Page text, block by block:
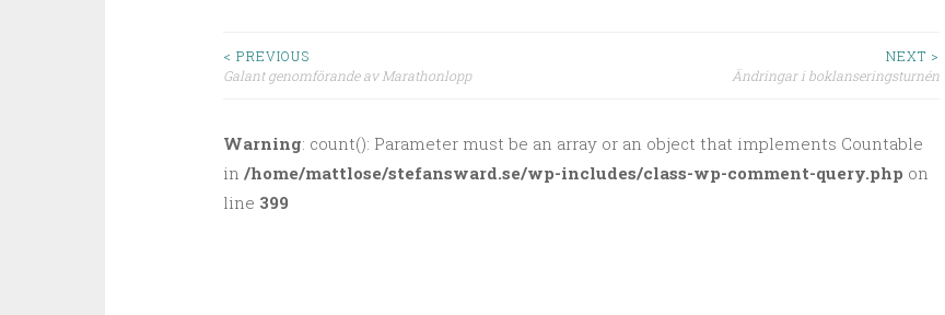
< PREVIOUS
Galant genomförande av Marathonlopp
NEXT >
Ändringar i boklanseringsturnén
Warning: count(): Parameter must be an array or an object that implements Countable
in /home/mattlose/stefansward.se/wp-includes/class-wp-comment-query.php on
line 399